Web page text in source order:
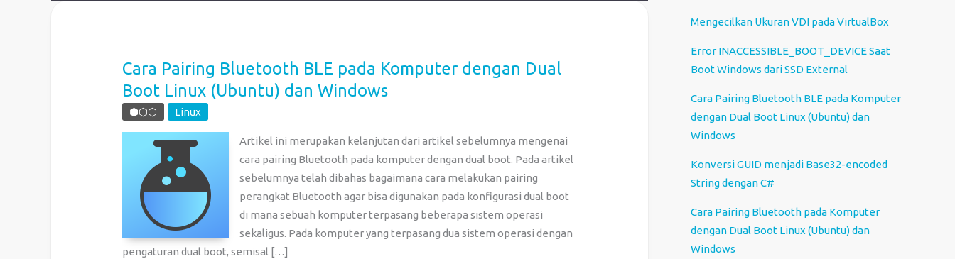
Cara Pairing Bluetooth BLE pada Komputer dengan Dual
Boot Linux (Ubuntu) dan Windows
⬢⬡⬡ Linux
Artikel ini merupakan kelanjutan dari artikel sebelumnya mengenai
cara pairing Bluetooth pada komputer dengan dual boot. Pada artikel
sebelumnya telah dibahas bagaimana cara melakukan pairing
perangkat Bluetooth agar bisa digunakan pada konfigurasi dual boot
di mana sebuah komputer terpasang beberapa sistem operasi
sekaligus. Pada komputer yang terpasang dua sistem operasi dengan
pengaturan dual boot, semisal […]
s
b
u
h
a
a
Mengecilkan Ukuran VDI pada VirtualBox
Error INACCESSIBLE_BOOT_DEVICE Saat
Boot Windows dari SSD External
Cara Pairing Bluetooth BLE pada Komputer
dengan Dual Boot Linux (Ubuntu) dan
Windows
Konversi GUID menjadi Base32-encoded
String dengan C#
Cara Pairing Bluetooth pada Komputer
dengan Dual Boot Linux (Ubuntu) dan
Windows